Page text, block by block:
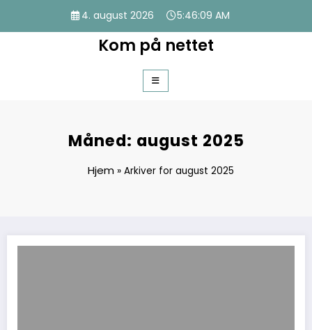
indhold
4. august 2026 5:46:09 AM
Kom på nettet
Måned: august 2025
Hjem» Arkiver for august 2025